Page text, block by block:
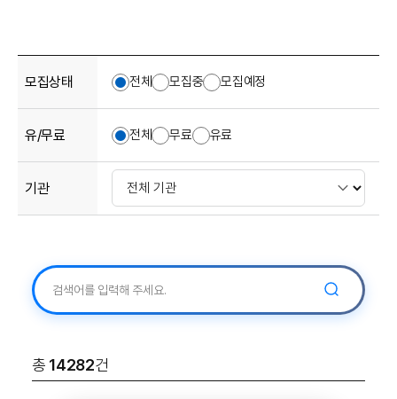
모집상태 전체 모집중 모집예정
유/무료 전체 무료 유료
기관
검색어 입력
검
색
총 14282건